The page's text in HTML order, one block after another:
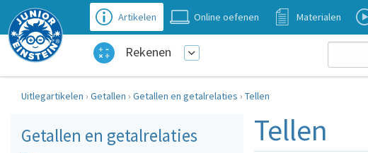
Artikelen Online oefenen Materialen
Rekenen
Uitlegartikelen › Getallen › Getallen en getalrelaties › Tellen
Getallen en getalrelaties Tellen